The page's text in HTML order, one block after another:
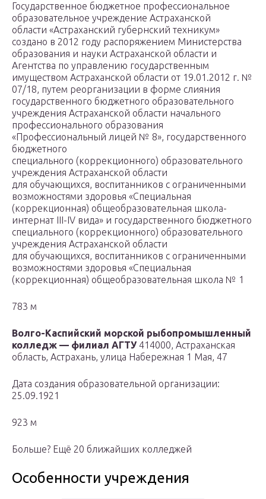
Государственное бюджетное профессиональное
образовательное учреждение Астраханской
области «Астраханский губернский техникум»
создано в 2012 году распоряжением Министерства
образования и науки Астраханской области и
Агентства по управлению государственным
имуществом Астраханской области от 19.01.2012 г. №
07/18, путем реорганизации в форме слияния
государственного бюджетного образовательного
учреждения Астраханской области начального
профессионального образования
«Профессиональный лицей № 8», государственного
бюджетного
специального (коррекционного) образовательного
учреждения Астраханской области
для обучающихся, воспитанников с ограниченными
возможностями здоровья «Специальная
(коррекционная) общеобразовательная школа-
интернат III-IV вида» и государственного бюджетного
специального (коррекционного) образовательного
учреждения Астраханской области
для обучающихся, воспитанников с ограниченными
возможностями здоровья «Специальная
(коррекционная) общеобразовательная школа № 1
783 м
Волго-Каспийский морской рыбопромышленный
колледж — филиал АГТУ 414000, Астраханская
область, Астрахань, улица Набережная 1 Мая, 47
Дата создания образовательной организации:
25.09.1921
923 м
Больше? Ещё 20 ближайших колледжей
Особенности учреждения